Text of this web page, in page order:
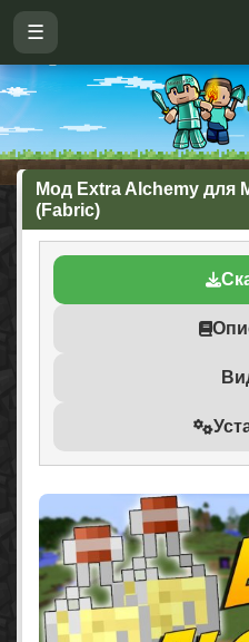
☰
Мод Extra Alchemy для
(Fabric)